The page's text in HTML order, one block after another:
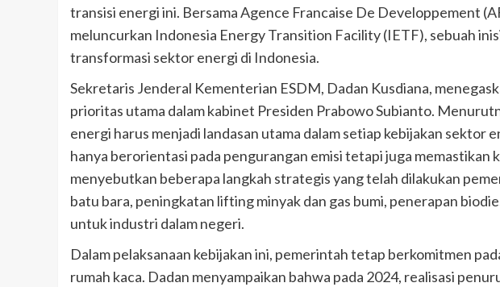
transisi energi ini. Bersama Agence Francaise De Developpement
meluncurkan Indonesia Energy Transition Facility (IETF), sebuah
transformasi sektor energi di Indonesia.
Sekretaris Jenderal Kementerian ESDM, Dadan Kusdiana,
prioritas utama dalam kabinet Presiden Prabowo Subianto.
energi harus menjadi landasan utama dalam setiap kebijakan sektor
hanya berorientasi pada pengurangan emisi tetapi juga memastikan
menyebutkan beberapa langkah strategis yang telah dilakukan
batu bara, peningkatan lifting minyak dan gas bumi, penerapan
untuk industri dalam negeri.
Dalam pelaksanaan kebijakan ini, pemerintah tetap berkomitmen
rumah kaca. Dadan menyampaikan bahwa pada 2024, realisasi